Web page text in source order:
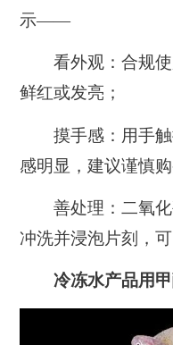
示——
看外观：合规使
鲜红或发亮；
摸手感：用手触
感明显，建议谨慎购
善处理：二氧化
冲洗并浸泡片刻，可
冷冻水产品用